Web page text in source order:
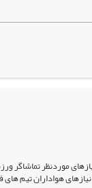
موردنظر
هواداران تیم های